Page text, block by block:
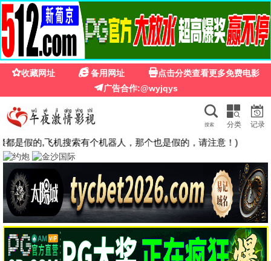
五十在线观看完整版影视 · 免费看
首页 电视剧 电影综艺动漫